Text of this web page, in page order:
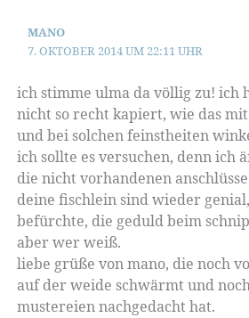
MANO
7. OKTOBER 2014 UM 22:11 UHR
ich stimme ulma da völlig zu! ich
nicht so recht kapiert, wie das
und bei solchen feinstheiten
ich sollte es versuchen, denn ich
die nicht vorhandenen
deine fischlein sind wieder
befürchte, die geduld beim
aber wer weiß.
liebe grüße von mano, die noch
auf der weide schwärmt und
mustereien nachgedacht hat.